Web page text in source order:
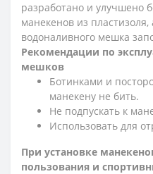
разработано и улучшено
манекенов из
водоналивного мешка
Рекомендации по
мешков
Ботинками и
манекену не бить.
Не подпускать к
Использовать для
При установке
пользования и